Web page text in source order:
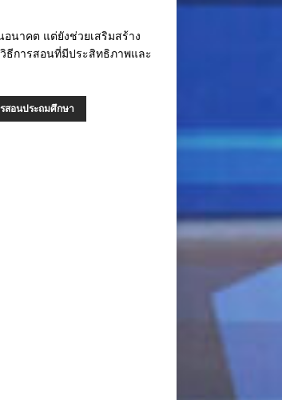
นาคต แต่ยังช่วยเสริมสร้าง
ธีการสอนที่มีประสิทธิภาพและ
สอนประถมศึกษา